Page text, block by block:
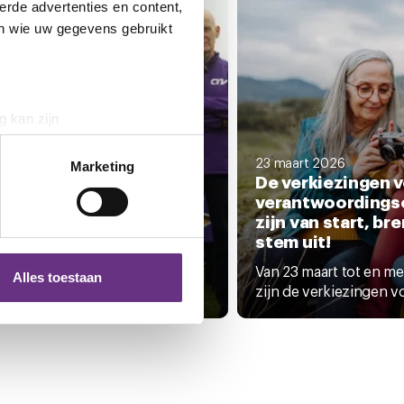
advertenties en content,
wie uw gegevens gebruikt
kan zijn
detailgedeeltein. U kunt uw
partners voor social
die u aan ze heeft
Marketing
Alles toestaan
‘Spreek
tegen het
afbraak van de sociale
Die boodschap moeten
23 maart 2026
De verkiezingen
zijn van start,
stem uit!
Van 23 maart tot en
zijn de verkiezingen